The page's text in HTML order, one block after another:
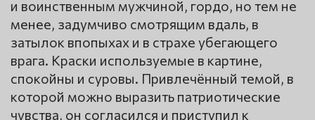
и воинственным мужчиной, гордо, но тем не
менее, задумчиво смотрящим вдаль, в
затылок впопыхах и в страхе убегающего
врага. Краски используемые в картине,
спокойны и суровы. Привлечённый темой, в
которой можно выразить патриотические
чувства, он согласился и приступил к